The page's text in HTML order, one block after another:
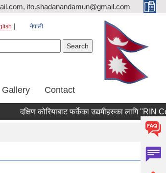
ito.shadanandamun@gmail.com
नेपाली
Gallery Contact
दक्षिण कोरियाबाट फर्केका उद्यमीहरुका लागि "RIN